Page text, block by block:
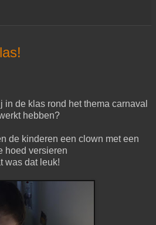
de klas rond het thema carnaval
hebben?
de kinderen een clown met een
hoed versieren
was dat leuk!